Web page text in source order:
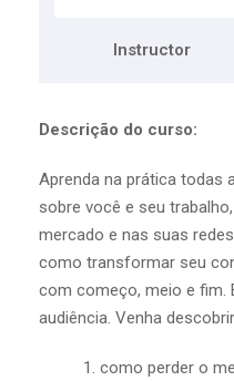
Instructor
Descrição do curso:
Aprenda na prática todas
sobre você e seu
mercado e nas suas
como transformar seu
com começo, meio e fim.
audiência. Venha
como perder o